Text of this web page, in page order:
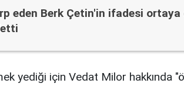
eden Berk Çetin'in ifadesi ortaya
yediği için Vedat Milor hakkında